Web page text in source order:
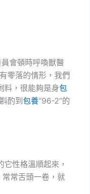
會頓時呼喚獸醫
零落的情形，我們
料，很能夠是身包
酌到包養“96-2”的
性格溫順起來，
常常舌頭一卷，就